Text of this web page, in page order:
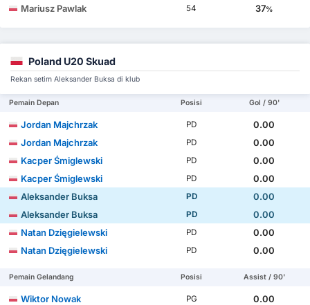
Mariusz Pawlak 54 37%
Poland U20 Skuad
Rekan setim Aleksander Buksa di klub
Pemain Depan Posisi Gol / 90'
Jordan Majchrzak PD
0.00
Jordan Majchrzak
PD
0.00
Kacper Śmiglewski
PD
0.00
Kacper Śmiglewski
PD
0.00
Aleksander Buksa
PD
0.00
Aleksander Buksa
PD
0.00
Natan Dzięgielewski
PD
0.00
Natan Dzięgielewski
PD 0.00
Pemain Gelandang Posisi Assist / 90'
Wiktor Nowak PG
0.00